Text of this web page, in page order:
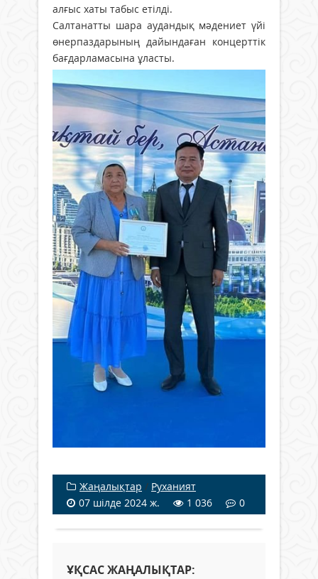
алғыс хаты табыс етілді.
Салтанатты шара аудандық мәдениет үйі
өнерпаздарының дайындаған концерттік
бағдарламасына ұласты.
Жаңалықтар / Руханият
07 шілде 2024 ж.
1 036 0
ҰҚСАС ЖАҢАЛЫҚТАР: